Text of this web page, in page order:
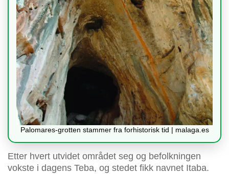
Palomares-grotten stammer fra forhistorisk tid | malaga.es
Etter hvert utvidet området seg og befolkningen
vokste i dagens Teba, og stedet fikk navnet Itaba.